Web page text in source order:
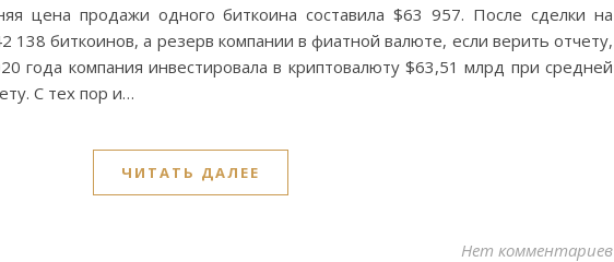
цена продажи одного биткоина составила $63 957. После сделки на
138 биткоинов, а резерв компании в фиатной валюте, если верить отчету,
года компания инвестировала в криптовалюту $63,51 млрд при средней
С тех пор и…
ЧИТАТЬ ДАЛЕЕ
Нет комментариев